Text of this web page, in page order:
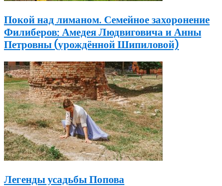
Покой над лиманом. Семейное захоронение
Филиберов: Амедея Людвиговича и Анны
Петровны (урождённой Шипиловой)
Легенды усадьбы Попова